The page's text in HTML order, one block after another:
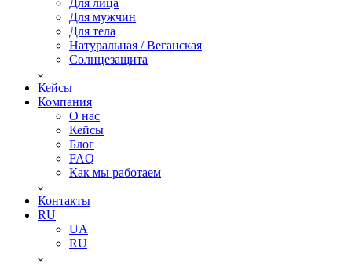
Для лица
Для мужчин
Для тела
Натуральная / Веганская
Солнцезащита
Кейсы
Компания
О нас
Кейсы
Блог
FAQ
Как мы работаем
Контакты
RU
UA
RU